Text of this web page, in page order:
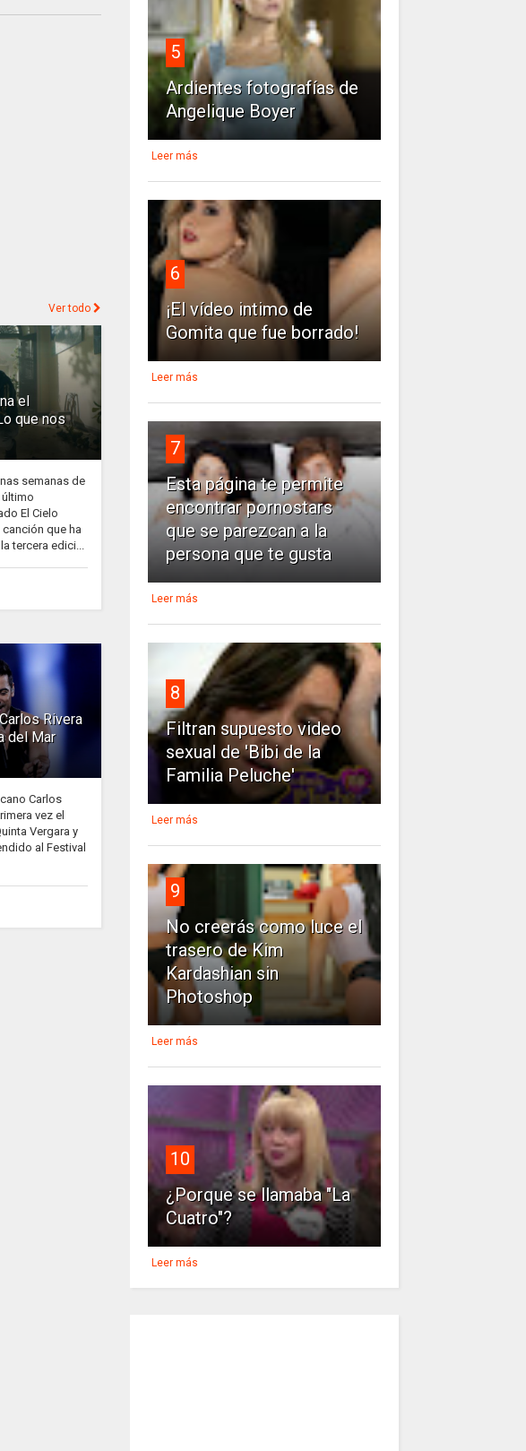
Ver todo
el
que nos
semanas de
El Cielo
canción que ha
tercera edici...
Rivera
del Mar
Carlos
vez el
Vergara y
al Festival
5
Ardientes fotografías de
Angelique Boyer
Leer más
6
¡El vídeo intimo de
Gomita que fue borrado!
Leer más
7
Esta página te permite
encontrar pornostars
que se parezcan a la
persona que te gusta
Leer más
8
Filtran supuesto video
sexual de 'Bibi de la
Familia Peluche'
Leer más
9
No creerás como luce el
trasero de Kim
Kardashian sin
Photoshop
Leer más
10
¿Porque se llamaba "La
Cuatro"?
Leer más